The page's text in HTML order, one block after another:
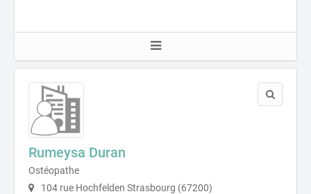
Rumeysa Duran
Ostéopathe
104 rue Hochfelden Strasbourg (67200)